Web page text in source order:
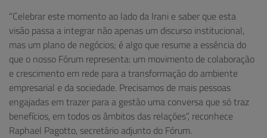
“Celebrar este momento ao lado da Irani e saber que esta
visão passa a integrar não apenas um discurso institucional,
mas um plano de negócios; é algo que resume a essência do
que o nosso Fórum representa: um movimento de colaboração
e crescimento em rede para a transformação do ambiente
empresarial e da sociedade. Precisamos de mais pessoas
engajadas em trazer para a gestão uma conversa que só traz
benefícios, em todos os âmbitos das relações”, reconhece
Raphael Pagotto, secretário adjunto do Fórum.